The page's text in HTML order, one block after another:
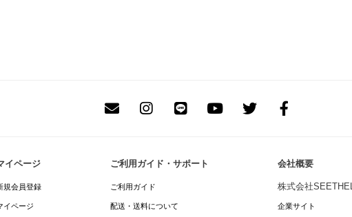
イページ
規会員登録
イページ
ご利用ガイド・サポート
ご利用ガイド
配送・送料について
会社概要
株式会社
企業サイト